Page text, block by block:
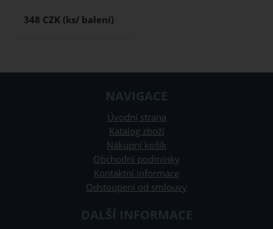
348 CZK
NAVIGACE
Úvodní strana
Katalog zboží
Nákupní košík
Obchodní podmínky
Kontaktní informace
Odstoupení od smlouvy
DALŠÍ INFORMACE